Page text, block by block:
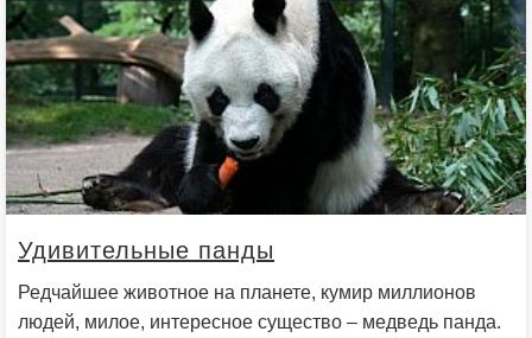
Удивительные панды
Редчайшее животное на планете, кумир миллионов
людей, милое, интересное существо – медведь панда.